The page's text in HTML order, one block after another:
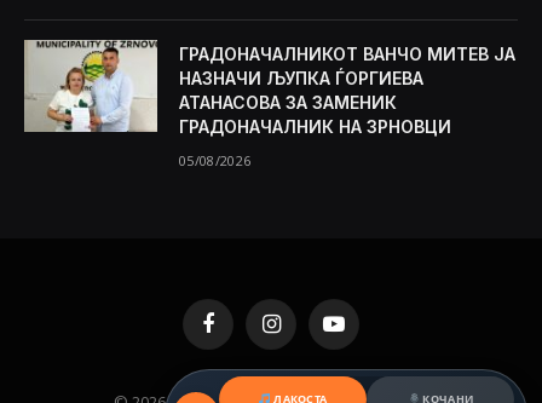
ГРАДОНАЧАЛНИКОТ ВАНЧО МИТЕВ ЈА
НАЗНАЧИ ЉУПКА ЃОРГИЕВА
АТАНАСОВА ЗА ЗАМЕНИК
ГРАДОНАЧАЛНИК НА ЗРНОВЦИ
05/08/2026
FacebookInstagramYouTube
ЛАКОСТА КОЧАНИ